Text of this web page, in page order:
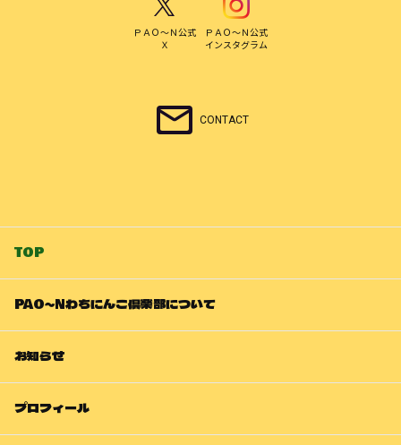
ＰＡＯ～Ｎ公式
Ｘ
ＰＡＯ～Ｎ公式
インスタグラム
CONTACT
TOP
PAO～Nわちにんこ倶楽部について
お知らせ
プロフィール